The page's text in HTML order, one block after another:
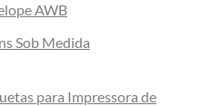
AWB
Sob Medida
para Impressora de